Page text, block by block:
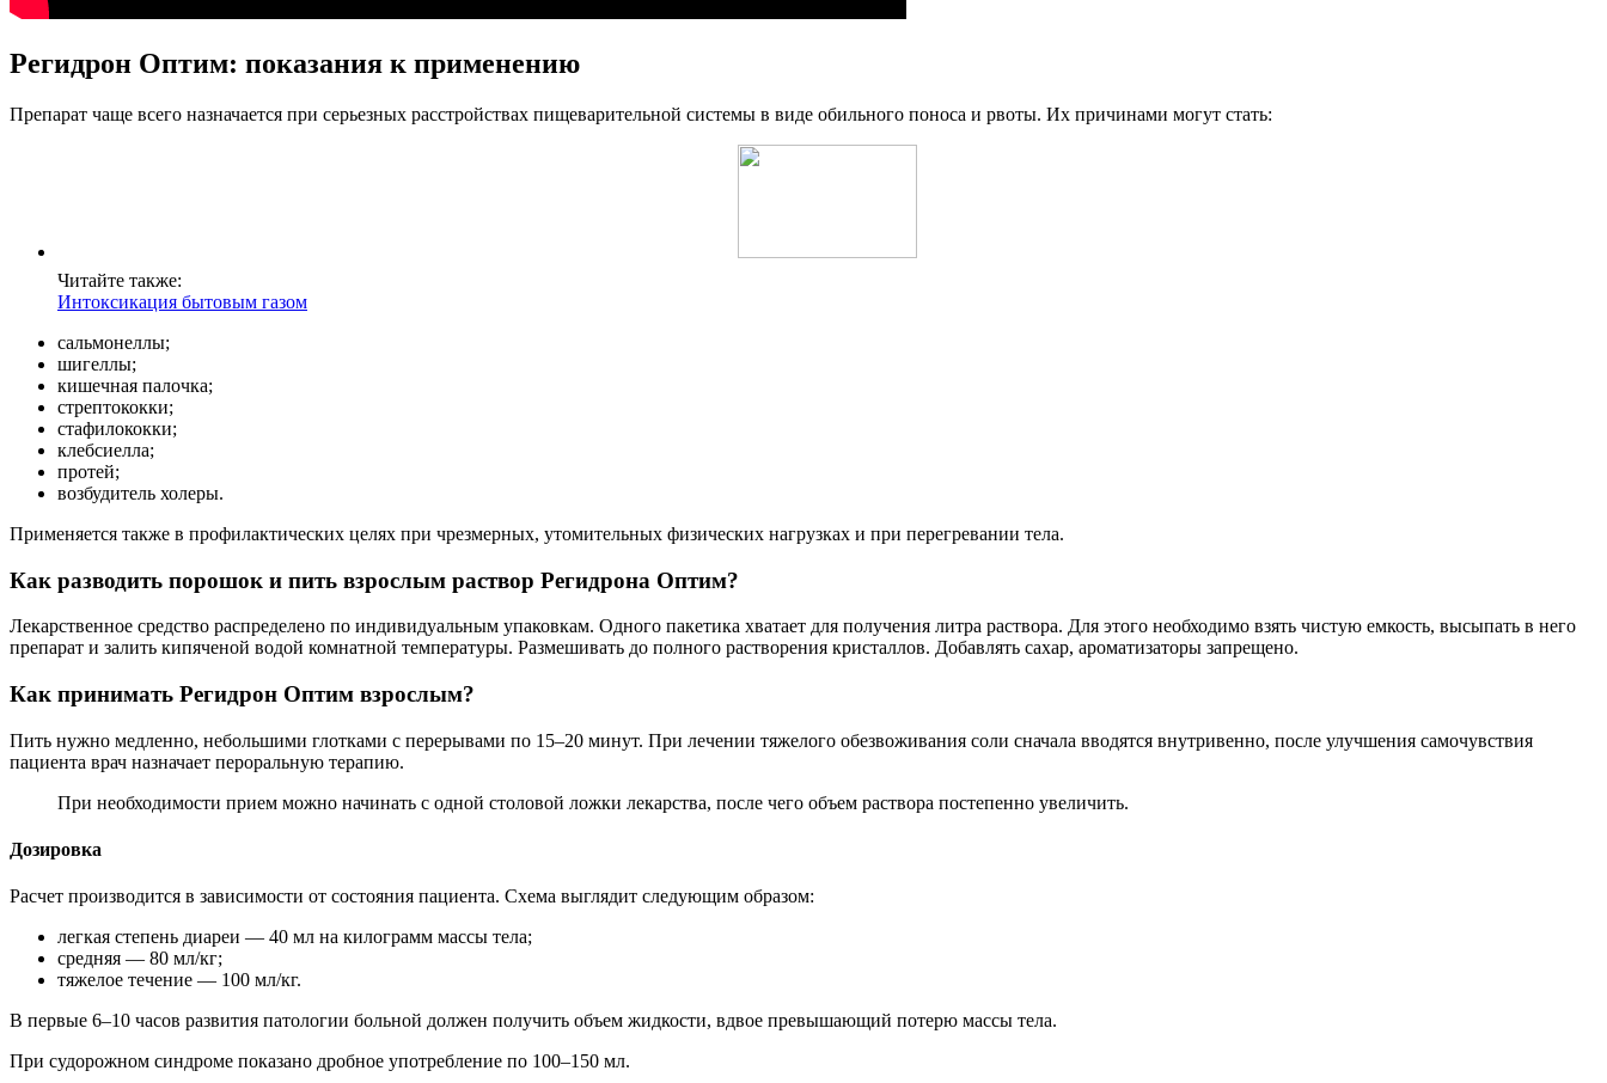
Регидрон Оптим: показания к применению
Препарат чаще всего назначается при серьезных расстройствах пищеварительной системы в виде обильного поноса и рвоты. Их причинами могут стать:
Читайте также:
Интоксикация бытовым газом
сальмонеллы;
шигеллы;
кишечная палочка;
стрептококки;
стафилококки;
клебсиелла;
протей;
возбудитель холеры.
Применяется также в профилактических целях при чрезмерных, утомительных физических нагрузках и при перегревании тела.
Как разводить порошок и пить взрослым раствор Регидрона Оптим?
Лекарственное средство распределено по индивидуальным упаковкам. Одного пакетика хватает для получения литра раствора. Для этого необходимо взять чистую емкость, высыпать в него
препарат и залить кипяченой водой комнатной температуры. Размешивать до полного растворения кристаллов. Добавлять сахар, ароматизаторы запрещено.
Как принимать Регидрон Оптим взрослым?
Пить нужно медленно, небольшими глотками с перерывами по 15–20 минут. При лечении тяжелого обезвоживания соли сначала вводятся внутривенно, после улучшения самочувствия
пациента врач назначает пероральную терапию.
При необходимости прием можно начинать с одной столовой ложки лекарства, после чего объем раствора постепенно увеличить.
Дозировка
Расчет производится в зависимости от состояния пациента. Схема выглядит следующим образом:
легкая степень диареи — 40 мл на килограмм массы тела;
средняя — 80 мл/кг;
тяжелое течение — 100 мл/кг.
В первые 6–10 часов развития патологии больной должен получить объем жидкости, вдвое превышающий потерю массы тела.
При судорожном синдроме показано дробное употребление по 100–150 мл.